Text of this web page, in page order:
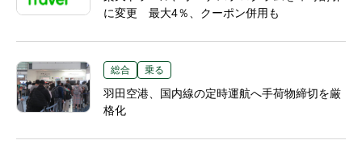
に変更 最大4％、クーポン併用も
総合 乗る
羽田空港、国内線の定時運航へ手荷物締切を厳
格化